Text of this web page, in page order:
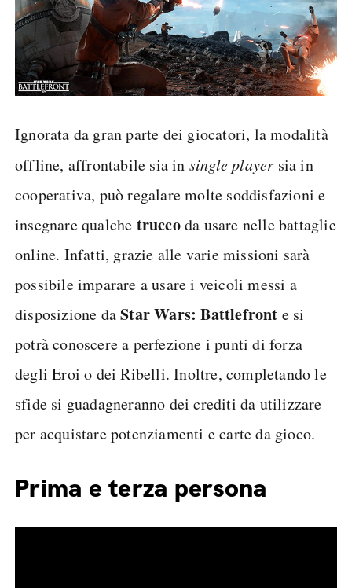
Ignorata da gran parte dei giocatori, la modalità
offline, affrontabile sia in single player sia in
cooperativa, può regalare molte soddisfazioni e
insegnare qualche truccoda usare nelle battaglie
online. Infatti, grazie alle varie missioni sarà
possibile imparare a usare i veicoli messi a
disposizione daStar Wars: Battlefront e si
potrà conoscere a perfezione i punti di forza
degli Eroi o dei Ribelli. Inoltre, completando le
sfide si guadagneranno dei crediti da utilizzare
per acquistare potenziamenti e carte da gioco.
Prima e terza persona